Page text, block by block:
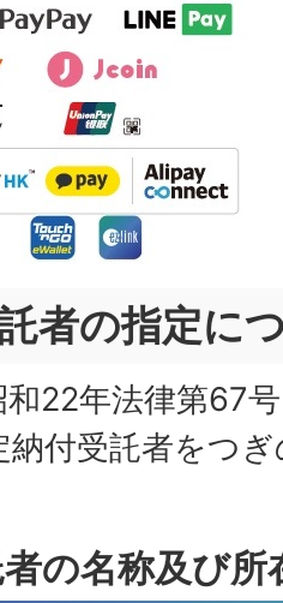
者の指定に
22年法律第67
納付受託者をつ
の名称及び所